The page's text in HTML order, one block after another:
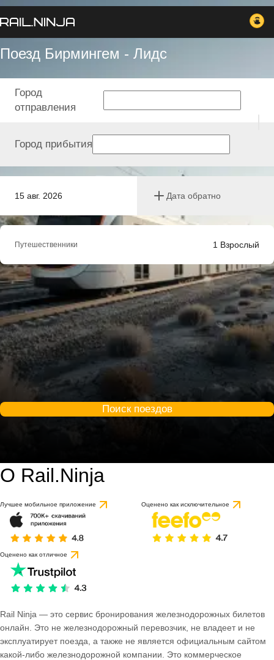
Поезд Бирмингем - Лидс
15 авг. 2026 Дата обратно
Город
отправления
Город прибытия
Путешественники 1 Взрослый
Поиск поездов
О Rail.Ninja
Лучшее мобильное приложение Оценено как исключительное
Оценено как отличное
Rail Ninja — это сервис бронирования железнодорожных билетов
онлайн. Это не железнодорожный перевозчик, не владеет и не
эксплуатирует поезда, а также не является официальным сайтом
какой-либо железнодорожной компании. Это коммерческое